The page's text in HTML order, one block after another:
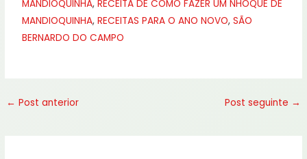
MANDIOQUINHA,RECEITA DE COMO FAZER UM NHOQUE DE
MANDIOQUINHA,RECEITAS PARA O ANO NOVO,SÃO
BERNARDO DO CAMPO
← Post anterior Post seguinte →